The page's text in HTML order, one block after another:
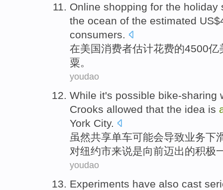
Online shopping for the holiday
the ocean of the estimated
consumers.
在美国消费者估计花费的4500亿
粟。
youdao
While it's possible bike-sharing
Crooks allowed that the idea is
York City.
虽然共享单车可能会导致业务下
对纽约市来说是向前迈出的积极
youdao
Experiments have also cast